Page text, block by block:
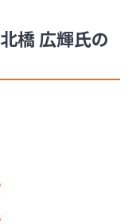
橋 広輝氏の